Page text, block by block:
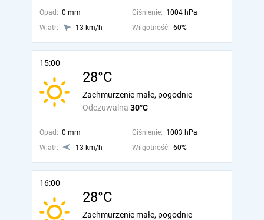
Opad: 0 mm Ciśnienie: 1004 hPa
Wiatr:
13 km/h Wilgotność: 60%
15:00
28°C
Odczuwalna 30°C
Zachmurzenie małe, pogodnie
Opad: 0 mm Ciśnienie: 1003 hPa
Wiatr:
13 km/h Wilgotność: 60%
16:00
28°C
Zachmurzenie małe, pogodnie